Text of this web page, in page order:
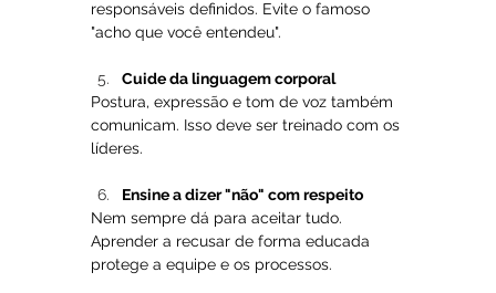
responsáveis definidos. Evite o famoso
"acho que você entendeu".
Cuide da linguagem corporal
Postura, expressão e tom de voz também
comunicam. Isso deve ser treinado com os
líderes.
Ensine a dizer "não" com respeito
Nem sempre dá para aceitar tudo.
Aprender a recusar de forma educada
protege a equipe e os processos.